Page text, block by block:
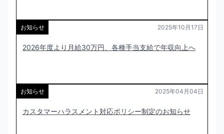
お知らせ 2025年10月17日
2026年度より月給30万円、各種手当支給で年収向上へ
お知らせ 2025年04月04日
カスタマーハラスメント対応ポリシー制定のお知らせ